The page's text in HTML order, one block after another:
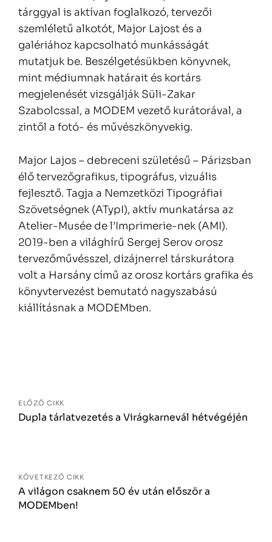
tárggyal is aktívan foglalkozó, tervezői
szemléletű alkotót, Major Lajost és a
galériához kapcsolható munkásságát
mutatjuk be. Beszélgetésükben könyvnek,
mint médiumnak határait és kortárs
megjelenését vizsgálják Süli-Zakar
Szabolcssal, a MODEM vezető kurátorával, a
zintől a fotó- és művészkönyvekig.
Major Lajos – debreceni születésű – Párizsban
élő tervezőgrafikus, tipográfus, vizuális
fejlesztő. Tagja a Nemzetközi Tipográfiai
Szövetségnek (ATypI), aktív munkatársa az
Atelier-Musée de l’Imprimerie-nek (AMI).
2019-ben a világhírű Sergej Serov orosz
tervezőművésszel, dizájnerrel társkurátora
volt a Harsány című az orosz kortárs grafika és
könyvtervezést bemutató nagyszabású
kiállításnak a MODEMben.
ELŐZŐ CIKK
Dupla tárlatvezetés a Virágkarnevál hétvégéjén
KÖVETKEZŐ CIKK
A világon csaknem 50 év után először a
MODEMben!